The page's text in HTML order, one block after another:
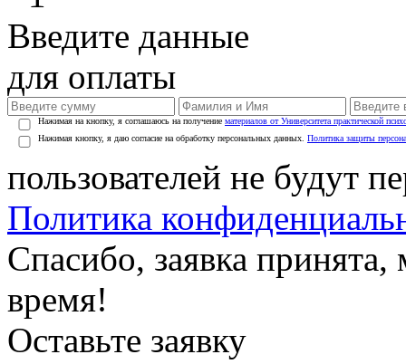
Введите данные
для оплаты
Нажимая на кнопку, я соглашаюсь на получение материалов от Университета практической
Нажимая кнопку, я даю согласие на обработку персональных данных. Политика защиты
пользователей не будут
Политика
Спасибо, заявка
время!
Оставьте заявку